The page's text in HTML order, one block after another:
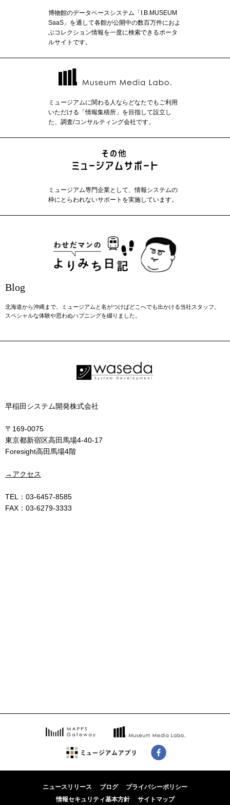
博物館のデータベースシステム「I.B.MUSEUM
SaaS」を通して各館が公開中の数百万件におよ
ぶコレクション情報を一度に検索できるポータ
ルサイトです。
ミュージアムに関わる人ならどなたでもご利用
いただける「情報集積所」を目指して設立し
た、調査/コンサルティング会社です。
ミュージアム専門企業として、情報システムの
枠にとらわれないサポートを実施しています。
Blog
北海道から沖縄まで、ミュージアムと名がつけばどこへでも出かける当社スタッフ。
スペシャルな体験や思わぬハプニングを綴りました。
早稲田システム開発株式会社
〒169-0075
東京都新宿区高田馬場4-40-17
Foresight高田馬場4階
→アクセス
TEL：03-6457-8585
FAX：03-6279-3333
ニュースリリース ブログ
プライバシーポリシー
情報セキュリティ基本方針
サイトマップ